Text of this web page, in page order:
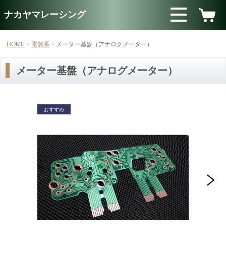
ナカヤマレーシング
HOME 電装系 メーター基盤（アナログメーター）
メーター基盤（アナログメーター）